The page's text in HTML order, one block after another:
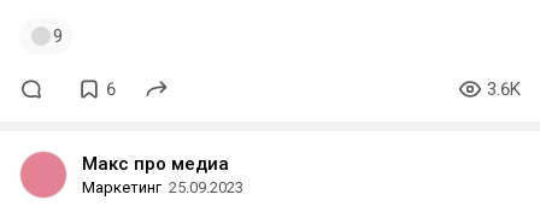
9
6 3.6K
Макс про медиа
Маркетинг 25.09.2023